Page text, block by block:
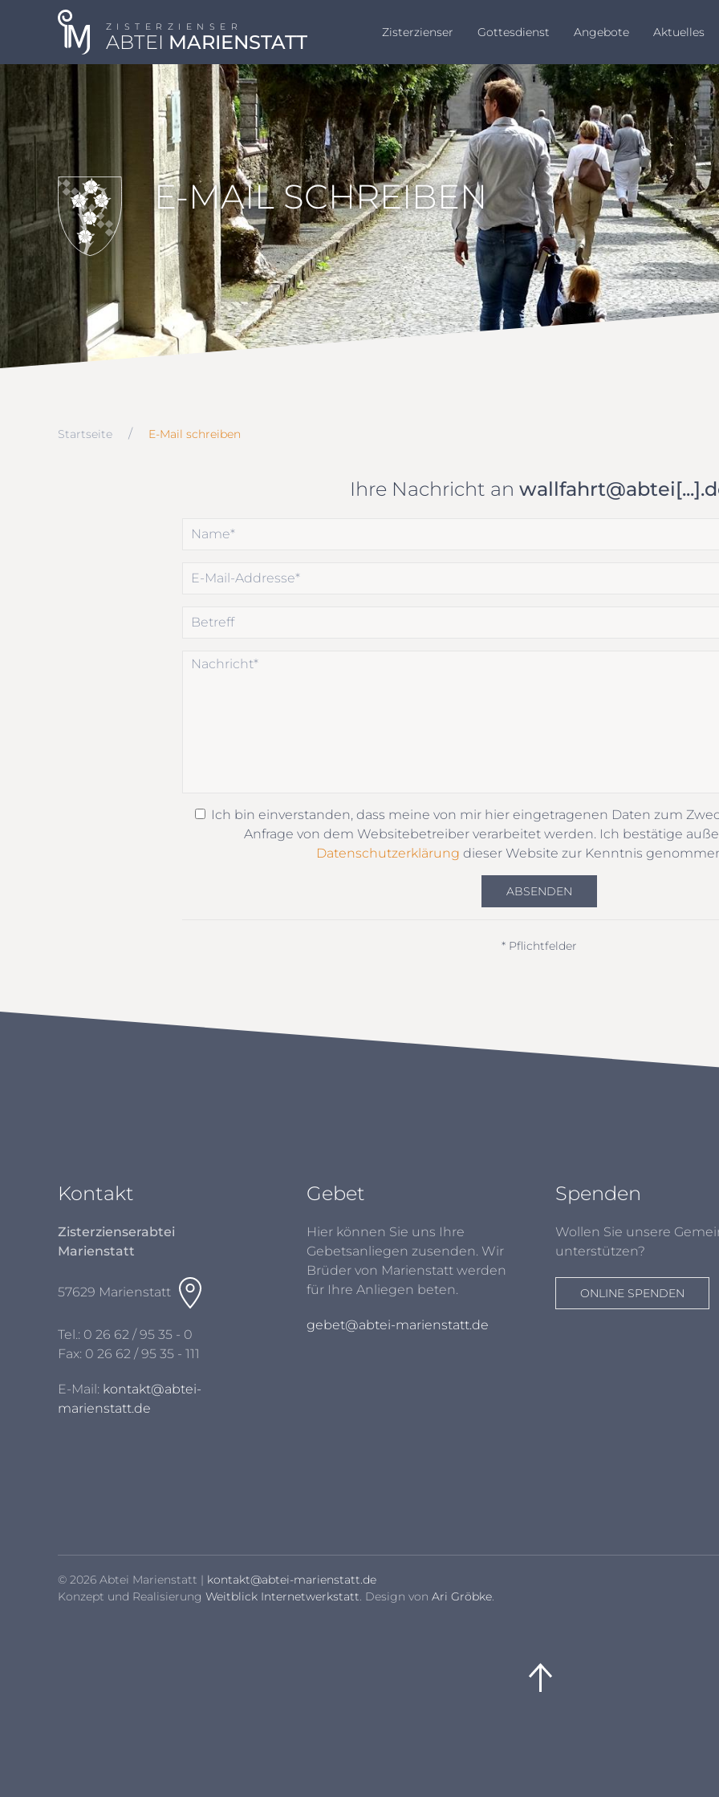
ZISTERZIENSER
ABTEI MARIENSTATT Zisterzienser Gottesdienst Angebote Aktuelles
E-MAIL SCHREIBEN
Startseite E-Mail schreiben
Ihre Nachricht an
Ich bin einverstanden, dass meine von mir hier eingetragenen Daten zum
Anfrage von dem Websitebetreiber verarbeitet werden. Ich bestätige
Datenschutzerklärung dieser Website zur Kenntnis
ABSENDEN
* Pflichtfelder
Kontakt
Zisterzienserabtei
Marienstatt
57629 Marienstatt
Tel.: 0 26 62 / 95 35 - 0
Fax: 0 26 62 / 95 35 - 111
E-Mail: kontakt@abtei-
marienstatt.de
Gebet
Hier können Sie uns Ihre
Gebetsanliegen zusenden. Wir
Brüder von Marienstatt werden
für Ihre Anliegen beten.
gebet@abtei-marienstatt.de
Spenden
Wollen Sie unsere
unterstützen?
ONLINE SPENDEN
© 2026 Abtei Marienstatt | kontakt@abtei-marienstatt.de
Konzept und Realisierung Weitblick Internetwerkstatt. Design von Ari Gröbke.